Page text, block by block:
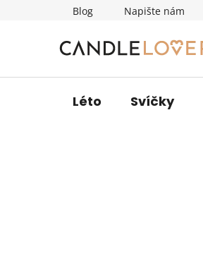
Blog Napište nám
Léto Svíčky